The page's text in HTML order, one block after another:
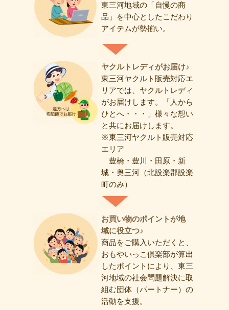
東三河地域の「自慢の商
品」を中心としたこだわり
アイテムが勢揃い。
ヤクルトレディがお届け♪
東三河ヤクルト販売対応エ
リアでは、ヤクルトレディ
がお届けします。「人から
ひとへ・・・」様々な想い
と共にお届けします。
※東三河ヤクルト販売対応
エリア
豊橋・豊川・田原・新
城・奥三河（北設楽郡設楽
町のみ）
お買い物のポイントが地
域に役立つ♪
商品をご購入いただくと、
おもやいっこ倶楽部が算出
したポイントにより、東三
河地域の社会問題解決に取
組む団体（パートナー）の
活動を支援。